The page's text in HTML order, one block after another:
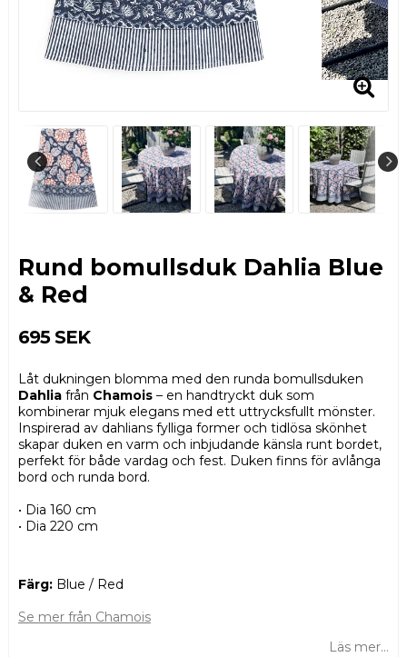
Rund bomullsduk Dahlia Blue
& Red
695 SEK
Låt dukningen blomma med den runda bomullsduken
Dahlia från Chamois – en handtryckt duk som
kombinerar mjuk elegans med ett uttrycksfullt mönster.
Inspirerad av dahlians fylliga former och tidlösa skönhet
skapar duken en varm och inbjudande känsla runt bordet,
perfekt för både vardag och fest. Duken finns för avlånga
bord och runda bord.
• Dia 160 cm
• Dia 220 cm
Färg: Blue / Red
Se mer från Chamois
Läs mer...